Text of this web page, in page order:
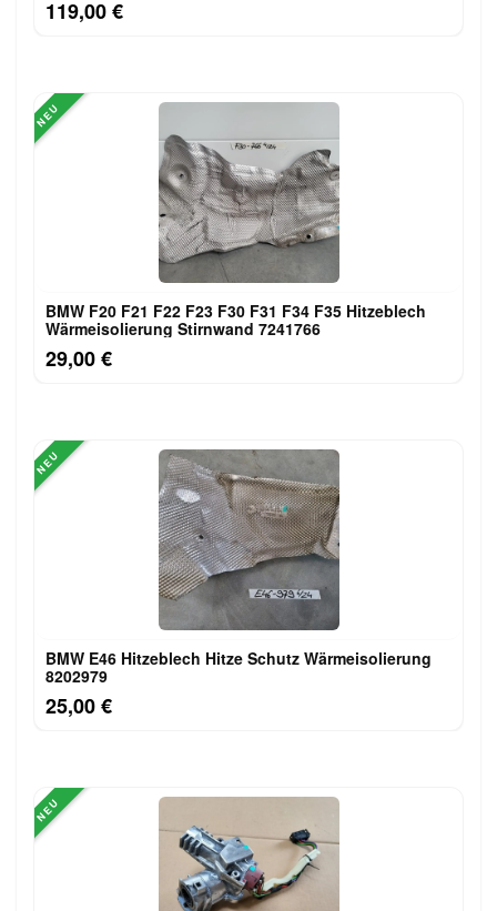
119,00 €
NEU
BMW F20 F21 F22 F23 F30 F31 F34 F35 Hitzeblech
Wärmeisolierung Stirnwand 7241766
29,00 €
NEU
BMW E46 Hitzeblech Hitze Schutz Wärmeisolierung
8202979
25,00 €
NEU